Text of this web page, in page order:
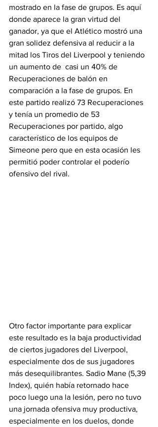
mostrado en la fase de grupos. Es aquí
donde aparece la gran virtud del
ganador, ya que el Atlético mostró una
gran solidez defensiva al reducir a la
mitad los Tiros del Liverpool y teniendo
un aumento de  casi un 40% de
Recuperaciones de balón en
comparación a la fase de grupos. En
este partido realizó 73 Recuperaciones
y tenía un promedio de 53
Recuperaciones por partido, algo
característico de los equipos de
Simeone pero que en esta ocasión les
permitió poder controlar el poderío
ofensivo del rival.
Otro factor importante para explicar
este resultado es la baja productividad
de ciertos jugadores del Liverpool,
especialmente dos de sus jugadores
más desequilibrantes. Sadio Mane (5,39
Index), quién había retornado hace
poco luego una la lesión, pero no tuvo
una jornada ofensiva muy productiva,
especialmente en los duelos, donde